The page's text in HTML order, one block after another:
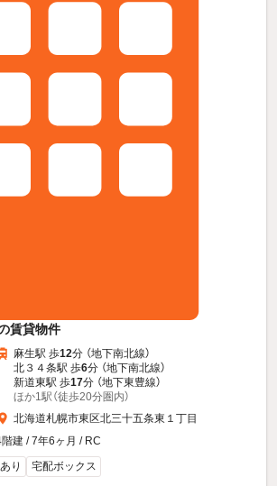
賃貸物件
麻生駅 歩12分 （地下南北線）
北３４条駅 歩6分 （地下南北線）
新道東駅 歩17分 （地下東豊線）
ほか1駅（徒歩20分圏内）
北海道札幌市東区北三十五条東１丁目
建 / 7年6ヶ月 / RC
り 宅配ボックス